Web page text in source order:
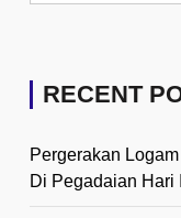
RECENT
Pergerakan
Di Pegadaian Hari